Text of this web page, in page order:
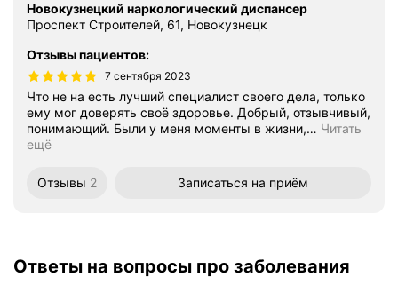
Новокузнецкий наркологический диспансер
Проспект Строителей, 61, Новокузнецк
Отзывы пациентов:
7 сентября 2023
Что не на есть лучший специалист своего дела, только
ему мог доверять своё здоровье. Добрый, отзывчивый,
понимающий. Были у меня моменты в жизни,… Читать
ещё
Отзывы 2 Записаться на приём
Ответы на вопросы про заболевания